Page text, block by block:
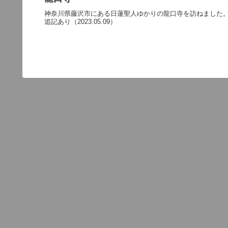
神奈川県藤沢市にある日蓮聖人ゆかりの龍口寺を訪ねました
追記あり（2023.05.09）